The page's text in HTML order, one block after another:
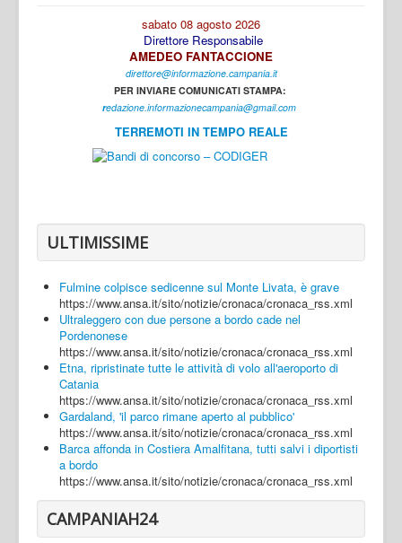
Caserta
Napoli
Salerno
Login
sabato 08 agosto 2026
Direttore Responsabile
AMEDEO FANTACCIONE
direttore@informazione.campania.it
PER INVIARE COMUNICATI STAMPA:
redazione.informazionecampania@gmail.com
TERREMOTI IN TEMPO REALE
ULTIMISSIME
Fulmine colpisce sedicenne sul Monte Livata, è grave
https://www.ansa.it/sito/notizie/cronaca/cronaca_rss.xml
Ultraleggero con due persone a bordo cade nel
Pordenonese
https://www.ansa.it/sito/notizie/cronaca/cronaca_rss.xml
Etna, ripristinate tutte le attività di volo all'aeroporto di
Catania
https://www.ansa.it/sito/notizie/cronaca/cronaca_rss.xml
Gardaland, 'il parco rimane aperto al pubblico'
https://www.ansa.it/sito/notizie/cronaca/cronaca_rss.xml
Barca affonda in Costiera Amalfitana, tutti salvi i diportisti
a bordo
https://www.ansa.it/sito/notizie/cronaca/cronaca_rss.xml
CAMPANIAH24